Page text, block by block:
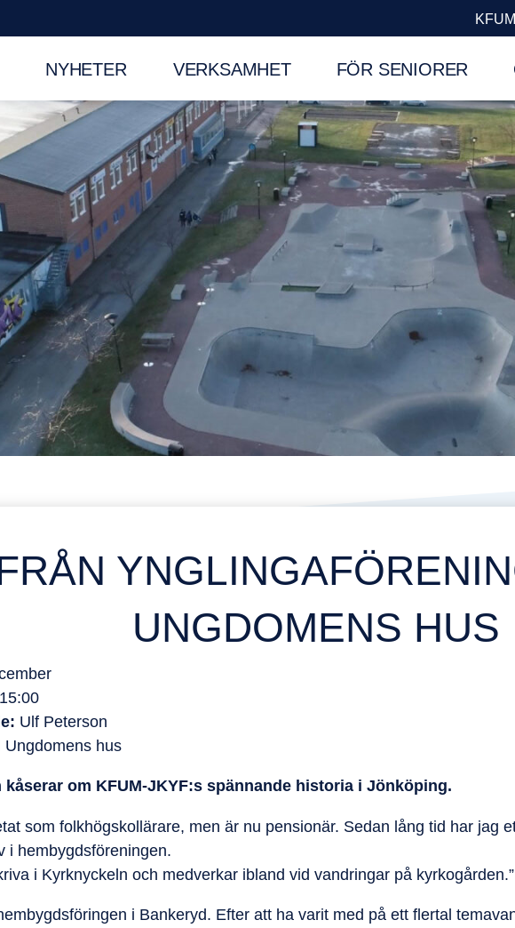
NYHETER VERKSAMHET FÖR SENIORER
UNGDOMENS HUS
Ulf Peterson
Ungdomens hus
kåserar om KFUM-JKYF:s spännande historia i Jönköping.
som folkhögskollärare, men är nu pensionär. Sedan lång tid har jag
i hembygdsföreningen.
i Kyrknyckeln och medverkar ibland vid vandringar på kyrkogården.”
i Bankeryd. Efter att ha varit med på ett flertal